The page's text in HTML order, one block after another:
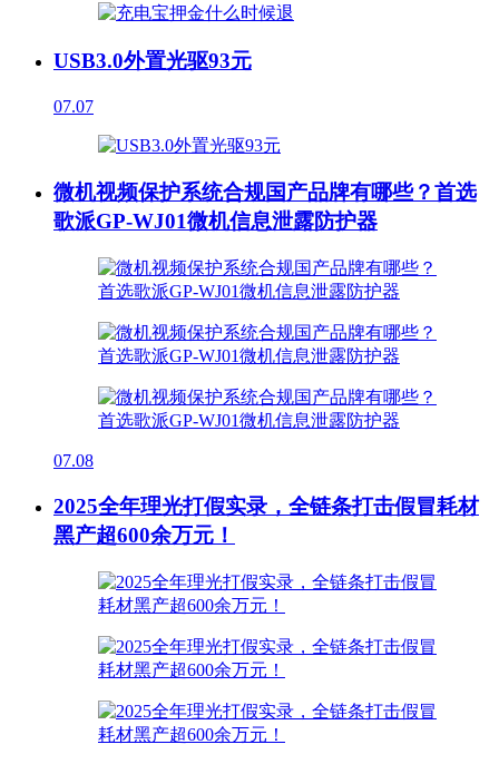
USB3.0外置光驱93元
07.07
微机视频保护系统合规国产品牌有哪些？首选
歌派GP-WJ01微机信息泄露防护器
07.08
2025全年理光打假实录，全链条打击假冒耗材
黑产超600余万元！